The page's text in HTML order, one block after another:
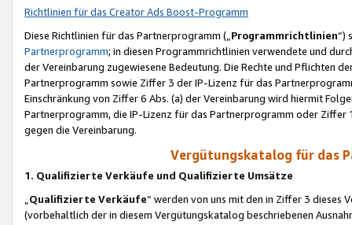
Richtlinien für das Creator Ads Boost-Programm
Diese Richtlinien für das Partnerprogramm („Programmrichtlinien“)
Partnerprogramm; in diesen Programmrichtlinien verwendete und
der Vereinbarung zugewiesene Bedeutung. Die Rechte und Pflichten
Partnerprogramm sowie Ziffer 3 der IP-Lizenz für das
Einschränkung von Ziffer 6 Abs. (a) der Vereinbarung wird hiermit
Partnerprogramm, die IP-Lizenz für das Partnerprogramm oder
gegen die Vereinbarung.
Vergütungskatalog für das
1. Qualifizierte Verkäufe und Qualifizierte Umsätze
Qualifizierte Verkäufe“ werden von uns mit den in Ziffer 3
(vorbehaltlich der in diesem Vergütungskatalog beschriebenen